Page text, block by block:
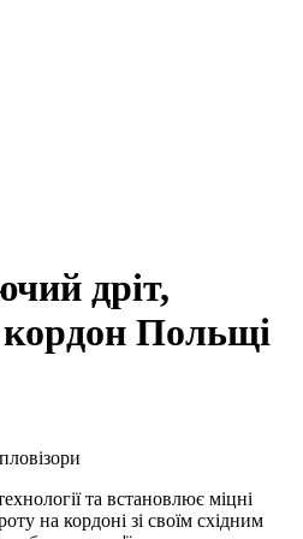
дріт,
кордон Польщі
та встановлює міцні
на кордоні зі своїм східним